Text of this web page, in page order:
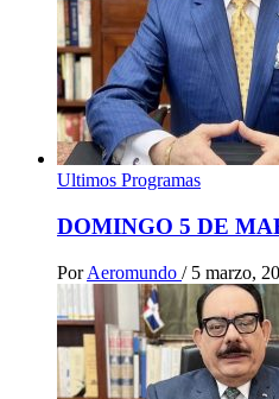
Ultimos Programas
DOMINGO 5 DE
Por Aeromundo / 5 marzo,